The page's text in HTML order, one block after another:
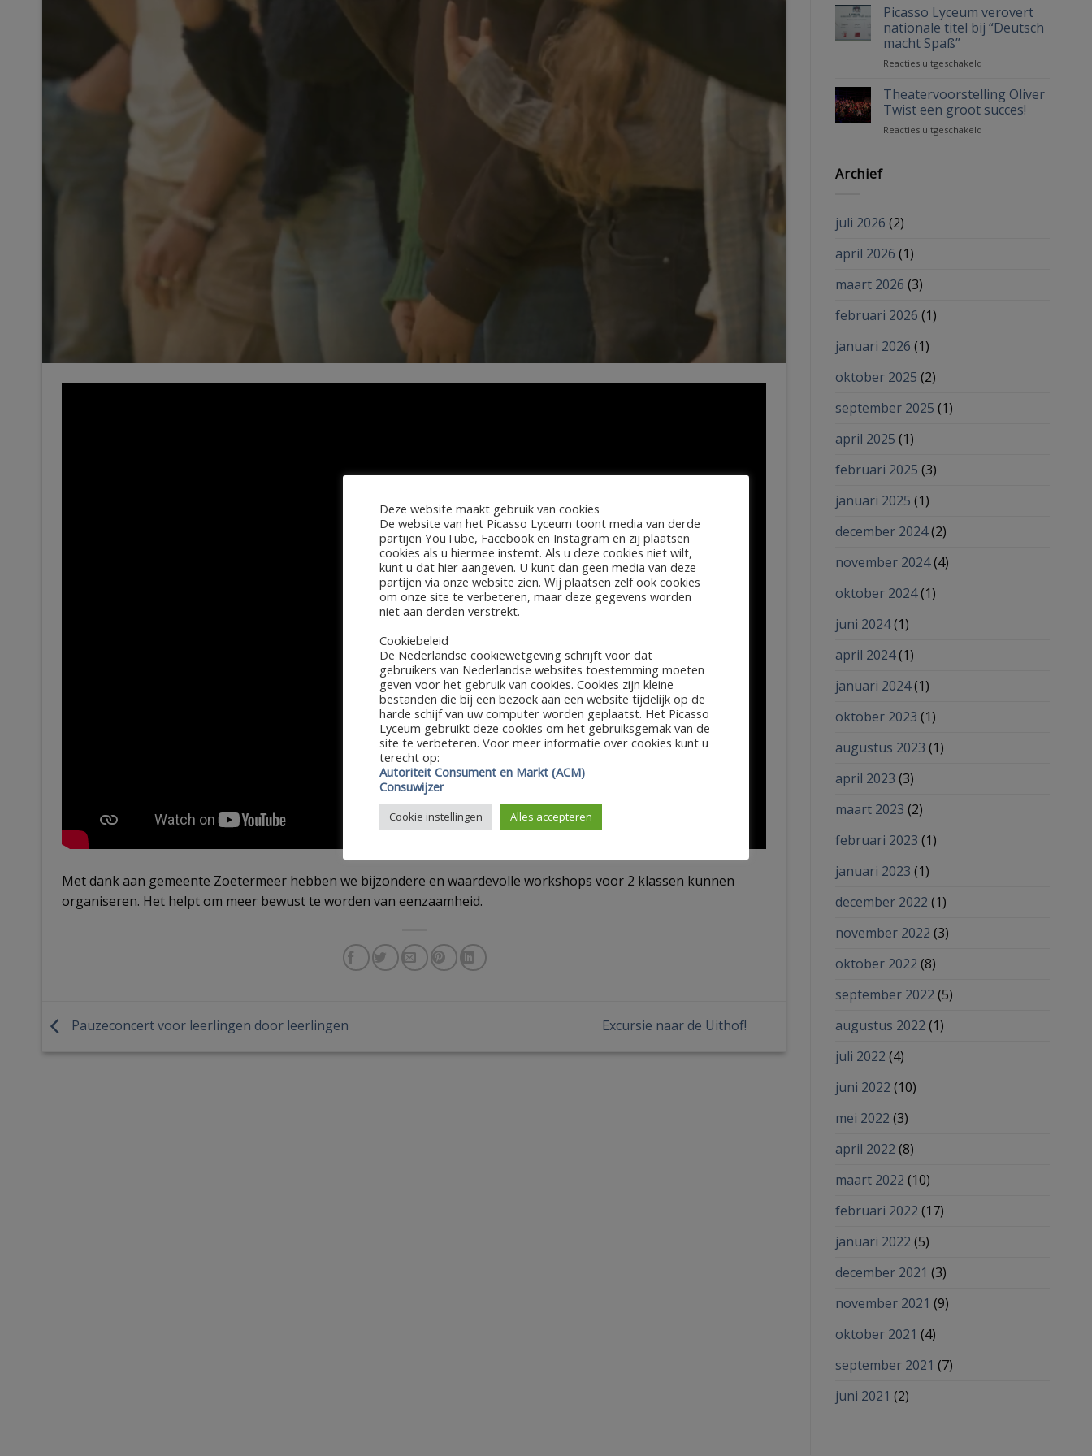
Met dank aan gemeente Zoetermeer hebben we bijzondere en waardevolle workshops voor 2 klassen kunnen
organiseren. Het helpt om meer bewust te worden van eenzaamheid.
Pauzeconcert voor leerlingen door leerlingen Excursie naar de Uithof!
Picasso
Lyceum
Picasso Lyceum verovert
nationale titel bij “Deutsch
macht Spaß”
Reacties uitgeschakeld
Lyceum
verovert
nationale
Theatervoorstelling Oliver
Twist een groot succes!
Reacties uitgeschakeld
Archief
juli 2026 (2)
april 2026 (1)
maart 2026 (3)
februari 2026 (1)
januari 2026 (1)
oktober 2025 (2)
september 2025 (1)
april 2025 (1)
februari 2025 (3)
januari 2025 (1)
december 2024(2)
november 2024(4)
oktober 2024(1)
juni 2024(1)
april 2024(1)
januari 2024(1)
oktober 2023 (1)
augustus 2023 (1)
april 2023 (3)
maart 2023 (2)
februari 2023 (1)
januari 2023 (1)
december 2022 (1)
november 2022 (3)
oktober 2022 (8)
september 2022 (5)
augustus 2022 (1)
juli 2022 (4)
juni 2022 (10)
mei 2022 (3)
april 2022 (8)
maart 2022 (10)
februari 2022 (17)
januari 2022 (5)
december 2021 (3)
november 2021 (9)
oktober 2021 (4)
september 2021 (7)
juni 2021 (2)
Deze website maakt gebruik van cookies
De website van het Picasso Lyceum toont media van derde
partijen YouTube, Facebook en Instagram en zij plaatsen
cookies als u hiermee instemt. Als u deze cookies niet wilt,
kunt u dat hier aangeven. U kunt dan geen media van deze
partijen via onze website zien. Wij plaatsen zelf ook cookies
om onze site te verbeteren, maar deze gegevens worden
niet aan derden verstrekt.
Cookiebeleid
De Nederlandse cookiewetgeving schrijft voor dat
gebruikers van Nederlandse websites toestemming moeten
geven voor het gebruik van cookies. Cookies zijn kleine
bestanden die bij een bezoek aan een website tijdelijk op de
harde schijf van uw computer worden geplaatst. Het Picasso
Lyceum gebruikt deze cookies om het gebruiksgemak van de
site te verbeteren. Voor meer informatie over cookies kunt u
terecht op:
Autoriteit Consument en Markt (ACM)
Consuwijzer
Cookie instellingen Alles accepteren